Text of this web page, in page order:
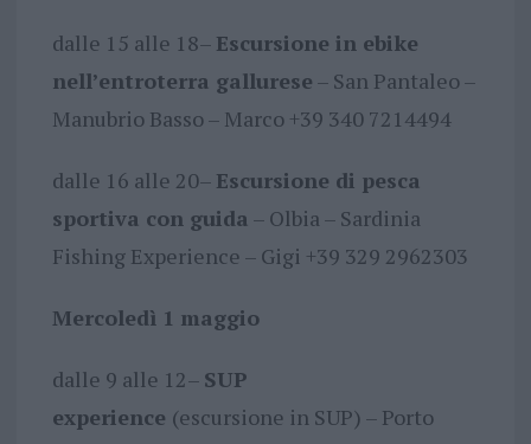
dalle 15 alle 18– Escursione in ebike
nell’entroterra gallurese – San Pantaleo –
Manubrio Basso – Marco +39 340 7214494
dalle 16 alle 20– Escursione di pesca
sportiva con guida – Olbia – Sardinia
Fishing Experience – Gigi +39 329 2962303
Mercoledì 1 maggio
dalle 9 alle 12– SUP
experience (escursione in SUP) – Porto